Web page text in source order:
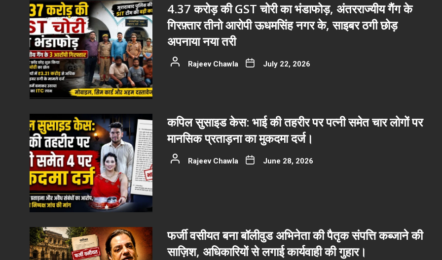
4.37 करोड़ की GST चोरी का भंडाफोड़, अंतरराज्यीय गैंग के
गिरफ़्तार तीनो आरोपी ऊधमसिंह नगर के, साइबर ठगी छोड़
अपनाया नया तरी
Rajeev Chawla July 22, 2026
कपिल सुसाइड केस: भाई की तहरीर पर पत्नी समेत चार लोगों पर
मानसिक प्रताड़ना का मुकदमा दर्ज।
Rajeev Chawla June 28, 2026
फर्जी वसीयत बना बॉलीवुड अभिनेता की पैतृक संपत्ति कब्जाने की
साज़िश, अधिकारियों से लगाई कार्यवाही की गुहार।